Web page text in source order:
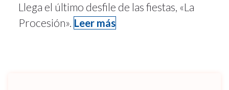
Llega el último desfile de las fiestas, «La
Procesión». Leer más